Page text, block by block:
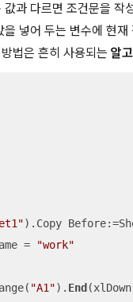
값과 다르면 조건문을 작
넣어 두는 변수에 현재
법은 흔히 사용되는 알
).Copy
= "work"
"A1"). End